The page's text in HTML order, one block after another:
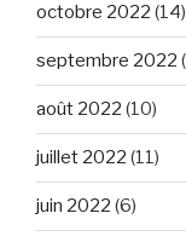
octobre 2022 (14)
septembre 2022
août 2022 (10)
juillet 2022 (11)
juin 2022 (6)